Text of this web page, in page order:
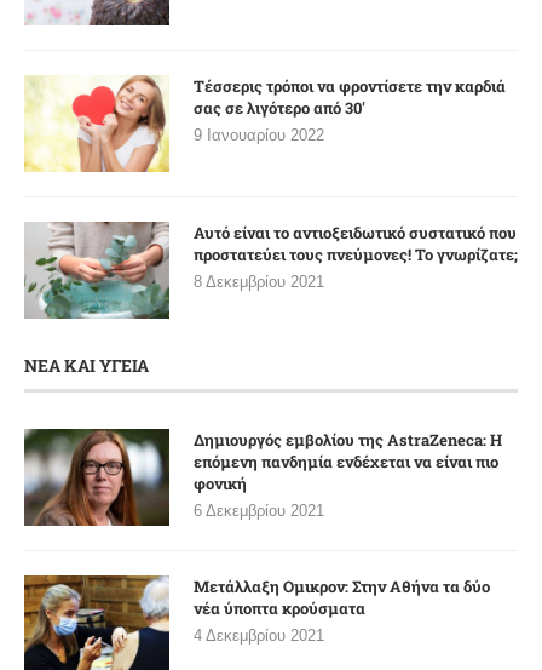
Τέσσερις τρόποι να φροντίσετε την καρδιά
σας σε λιγότερο από 30′
9 Ιανουαρίου 2022
Αυτό είναι το αντιοξειδωτικό συστατικό που
προστατεύει τους πνεύμονες! Το γνωρίζατε;
8 Δεκεμβρίου 2021
ΝΕΑ ΚΑΙ ΥΓΕΙΑ
Δημιουργός εμβολίου της AstraZeneca: Η
επόμενη πανδημία ενδέχεται να είναι πιο
φονική
6 Δεκεμβρίου 2021
Μετάλλαξη Ομικρον: Στην Αθήνα τα δύο
νέα ύποπτα κρούσματα
4 Δεκεμβρίου 2021